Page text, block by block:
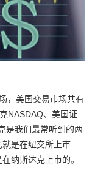
美国交易市场共有
NASDAQ、美国证
是我们最常听到的两
是在纽交所上市
纳斯达克上市的。